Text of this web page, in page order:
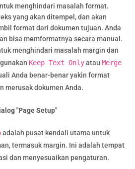
menghindari masalah format.
yang akan ditempel, dan akan
format dari dokumen tujuan. Anda
bisa memformatnya secara manual.
menghindari masalah margin dan
Keep Text OnlyatauMerge
Anda benar-benar yakin format
merusak dokumen Anda.
"Page Setup"
adalah pusat kendali utama untuk
termasuk margin. Ini adalah tempat
dan menyesuaikan pengaturan.